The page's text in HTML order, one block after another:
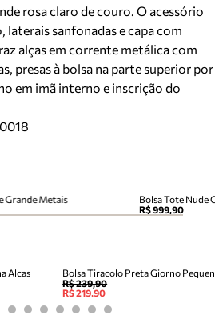
rosa claro de couro. O acessório
sanfonadas e capa com
alças em corrente metálica com
presas à bolsa na parte superior por
em imã interno e inscrição do
Grande Metais
Bolsa Tote Nude
R$ 999,90
Alcas
Bolsa Tiracolo Preta Giorno
R$ 239,90
R$ 219,90